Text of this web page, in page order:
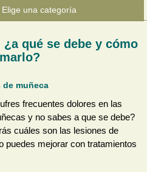
qué se debe y cómo
muñeca
frecuentes dolores en las
y no sabes a que se debe?
cuáles son las lesiones de
mejorar con tratamientos